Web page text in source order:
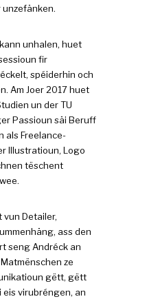
unhalen, huet
fir
spéiderhin och
Am Joer 2017 huet
un der TU
Passioun säi Beruff
als Freelance-
Illustratioun, Logo
tëschent
vun Detailer,
ass den
seng Andréck an
ze
gëtt, gëtt
eis virubréngen, an